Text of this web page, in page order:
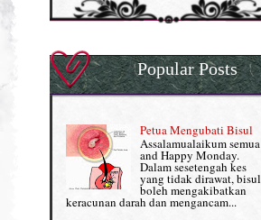
Omega Guard: EPA & DHA for kids
OSTEMATRIX
Pantang Larang dalam Pengambilan
Vitamin
Penjagaan Rambut: Prosante Hair Care
Persediaan Haji & Umrah
Review Part 1: Shaklee bagus ke?
Review Part 2: Shaklee's Slimming Set
Masalah HB rendah?
Normal VS Czer
Pemakanan Semasa Hamil
Penyusuan Bayi
Perkembangan Minda Bayi
Supplement untuk Kehamilan
Popular Posts
Petua Mengubati Bisul
Assalamualaikum semua
and Happy Monday.
Dalam sesetengah kes
yang tidak dirawat, bisul
boleh mengakibatkan
keracunan darah dan mengancam...